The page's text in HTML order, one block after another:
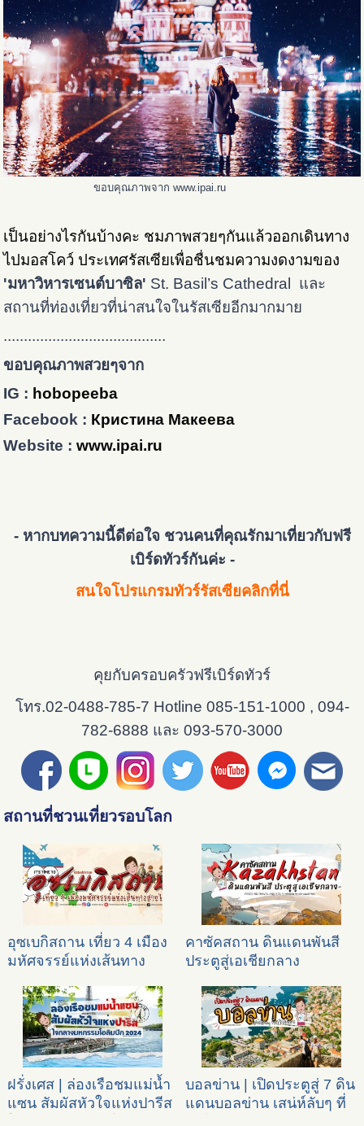
ขอบคุณภาพจาก www.ipai.ru
เป็นอย่างไรกันบ้างคะ ชมภาพสวยๆกันแล้วออกเดินทาง
ไปมอสโคว์ ประเทศรัสเซียเพื่อชื่นชมความงดงามของ
'มหาวิหารเซนต์บาซิล' St. Basil’s Cathedral และ
สถานที่ท่องเที่ยวที่น่าสนใจในรัสเซียอีกมากมาย
........................................
ขอบคุณภาพสวยๆจาก
IG : hobopeeba
Facebook : Кристина Макеева
Website :www.ipai.ru
- หากบทความนี้ดีต่อใจ ชวนคนที่คุณรักมาเที่ยวกับฟรี
เบิร์ดทัวร์กันค่ะ -
สนใจโปรแกรมทัวร์รัสเซียคลิกที่นี่
คุยกับครอบครัวฟรีเบิร์ดทัวร์
โทร.02-0488-785-7 Hotline 085-151-1000 , 094-
782-6888 และ 093-570-3000
สถานที่ชวนเที่ยวรอบโลก
อุซเบกิสถาน เที่ยว 4 เมือง
มหัศจรรย์แห่งเส้นทาง
คาซัคสถาน ดินแดนพันสี
ประตูสู่เอเชียกลาง
ฝรั่งเศส | ล่องเรือชมแม่น้ำ
แซน สัมผัสหัวใจแห่งปารีส
บอลข่าน | เปิดประตูสู่ 7 ดิน
แดนบอลข่าน เสน่ห์ลับๆ ที่